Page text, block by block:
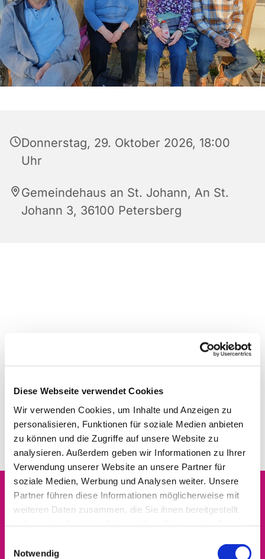
Diese Webseite verwendet Cookies
Wir verwenden Cookies, um Inhalte und Anzeigen zu
personalisieren, Funktionen für soziale Medien anbieten
zu können und die Zugriffe auf unsere Website zu
analysieren. Außerdem geben wir Informationen zu Ihrer
Verwendung unserer Website an unsere Partner für
soziale Medien, Werbung und Analysen weiter. Unsere
Partner führen diese Informationen möglicherweise mit
weiteren Daten zusammen, die Sie ihnen bereitgestellt
Notwendig
Donnerstag, 29. Oktober 2026, 18:00
Uhr
Gemeindehaus an St. Johann, An St.
Johann 3, 36100 Petersberg
Dies könnte Sie auch
interessieren